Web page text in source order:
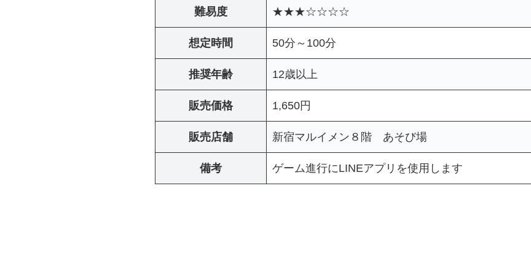
難易度 ★★★☆☆☆☆
想定時間 50分～100分
推奨年齢 12歳以上
販売価格 1,650円
販売店舗 新宿マルイメン８階 あそび場
備考 ゲーム進行にLINEアプリを使用します